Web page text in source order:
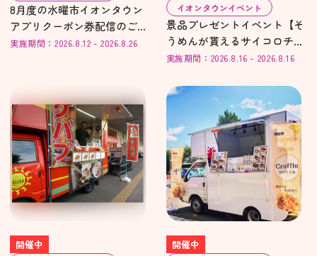
8月度の水曜市イオンタウン
アプリクーポン券配信のご案
内
実施期間：2026.8.12 - 2026.8.26
イオンタウンイベント
景品プレゼントイベント【そ
うめんが貰えるサイコロチャ
レンジ】
実施期間：2026.8.16 - 2026.8.16
開催中 開催中